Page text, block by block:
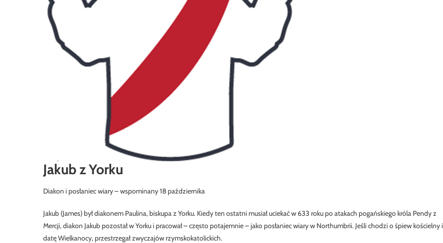
Jakub z Yorku
Diakon i posłaniec wiary – wspominany 18 października
Jakub (James) był diakonem Paulina, biskupa z Yorku. Kiedy ten ostatni musiał uciekać w 633 roku po atakach pogańskiego króla Pendy z
Mercji, diakon Jakub pozostał w Yorku i pracował – często potajemnie – jako posłaniec wiary w Northumbrii. Jeśli chodzi o śpiew kościelny i
datę Wielkanocy, przestrzegał zwyczajów rzymskokatolickich.